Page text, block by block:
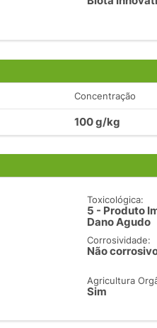
Concentração
100 g/kg
Toxicológica:
5 - Produto
Dano Agudo
Corrosividade:
Não
Agricultura
Sim